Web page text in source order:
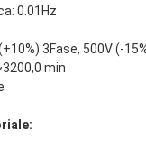
0.01Hz
3Fase, 500V (-
min